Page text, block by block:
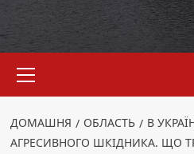
меню
ДОМАШНЯ ОБЛАСТЬ
В
АГРЕСИВНОГО ШКІДНИКА. ЩО